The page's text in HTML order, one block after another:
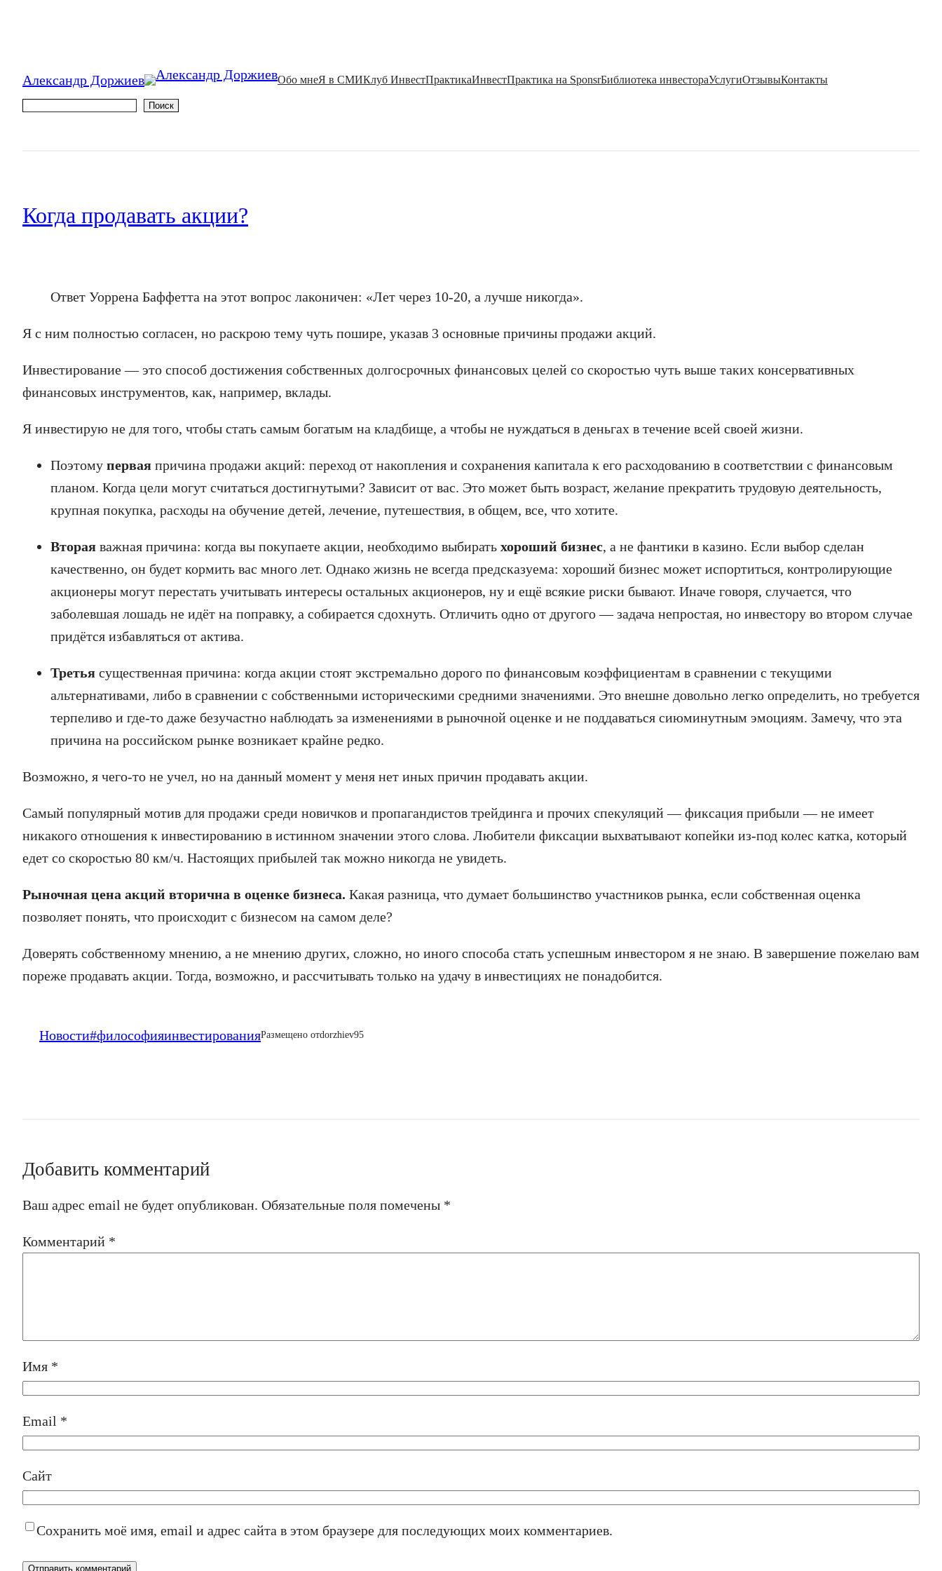
Александр Доржиев Обо мнеЯ в СМИКлуб ИнвестПрактикаИнвестПрактика на SponsrБиблиотека инвестораУслугиОтзывыКонтакты
Поиск
Когда продавать акции?
Ответ Уоррена Баффетта на этот вопрос лаконичен: «Лет через 10-20, а лучше никогда».
Я с ним полностью согласен, но раскрою тему чуть пошире, указав 3 основные причины продажи акций.
Инвестирование — это способ достижения собственных долгосрочных финансовых целей со скоростью чуть выше таких консервативных
финансовых инструментов, как, например, вклады.
Я инвестирую не для того, чтобы стать самым богатым на кладбище, а чтобы не нуждаться в деньгах в течение всей своей жизни.
Поэтому первая причина продажи акций: переход от накопления и сохранения капитала к его расходованию в соответствии с финансовым
планом. Когда цели могут считаться достигнутыми? Зависит от вас. Это может быть возраст, желание прекратить трудовую деятельность,
крупная покупка, расходы на обучение детей, лечение, путешествия, в общем, все, что хотите.
Вторая важная причина: когда вы покупаете акции, необходимо выбирать хороший бизнес, а не фантики в казино. Если выбор сделан
качественно, он будет кормить вас много лет. Однако жизнь не всегда предсказуема: хороший бизнес может испортиться, контролирующие
акционеры могут перестать учитывать интересы остальных акционеров, ну и ещё всякие риски бывают. Иначе говоря, случается, что
заболевшая лошадь не идёт на поправку, а собирается сдохнуть. Отличить одно от другого — задача непростая, но инвестору во втором случае
придётся избавляться от актива.
Третья существенная причина: когда акции стоят экстремально дорого по финансовым коэффициентам в сравнении с текущими
альтернативами, либо в сравнении с собственными историческими средними значениями. Это внешне довольно легко определить, но требуется
терпеливо и где-то даже безучастно наблюдать за изменениями в рыночной оценке и не поддаваться сиюминутным эмоциям. Замечу, что эта
причина на российском рынке возникает крайне редко.
Возможно, я чего-то не учел, но на данный момент у меня нет иных причин продавать акции.
Самый популярный мотив для продажи среди новичков и пропагандистов трейдинга и прочих спекуляций — фиксация прибыли — не имеет
никакого отношения к инвестированию в истинном значении этого слова. Любители фиксации выхватывают копейки из-под колес катка, который
едет со скоростью 80 км/ч. Настоящих прибылей так можно никогда не увидеть.
Рыночная цена акций вторична в оценке бизнеса. Какая разница, что думает большинство участников рынка, если собственная оценка
позволяет понять, что происходит с бизнесом на самом деле?
Доверять собственному мнению, а не мнению других, сложно, но иного способа стать успешным инвестором я не знаю. В завершение пожелаю вам
пореже продавать акции. Тогда, возможно, и рассчитывать только на удачу в инвестициях не понадобится.
Новости#философияинвестированияРазмещено отdorzhiev95
Добавить комментарий
Ваш адрес email не будет опубликован. Обязательные поля помечены *
Комментарий *
Имя *
Email *
Сайт
Сохранить моё имя, email и адрес сайта в этом браузере для последующих моих комментариев.